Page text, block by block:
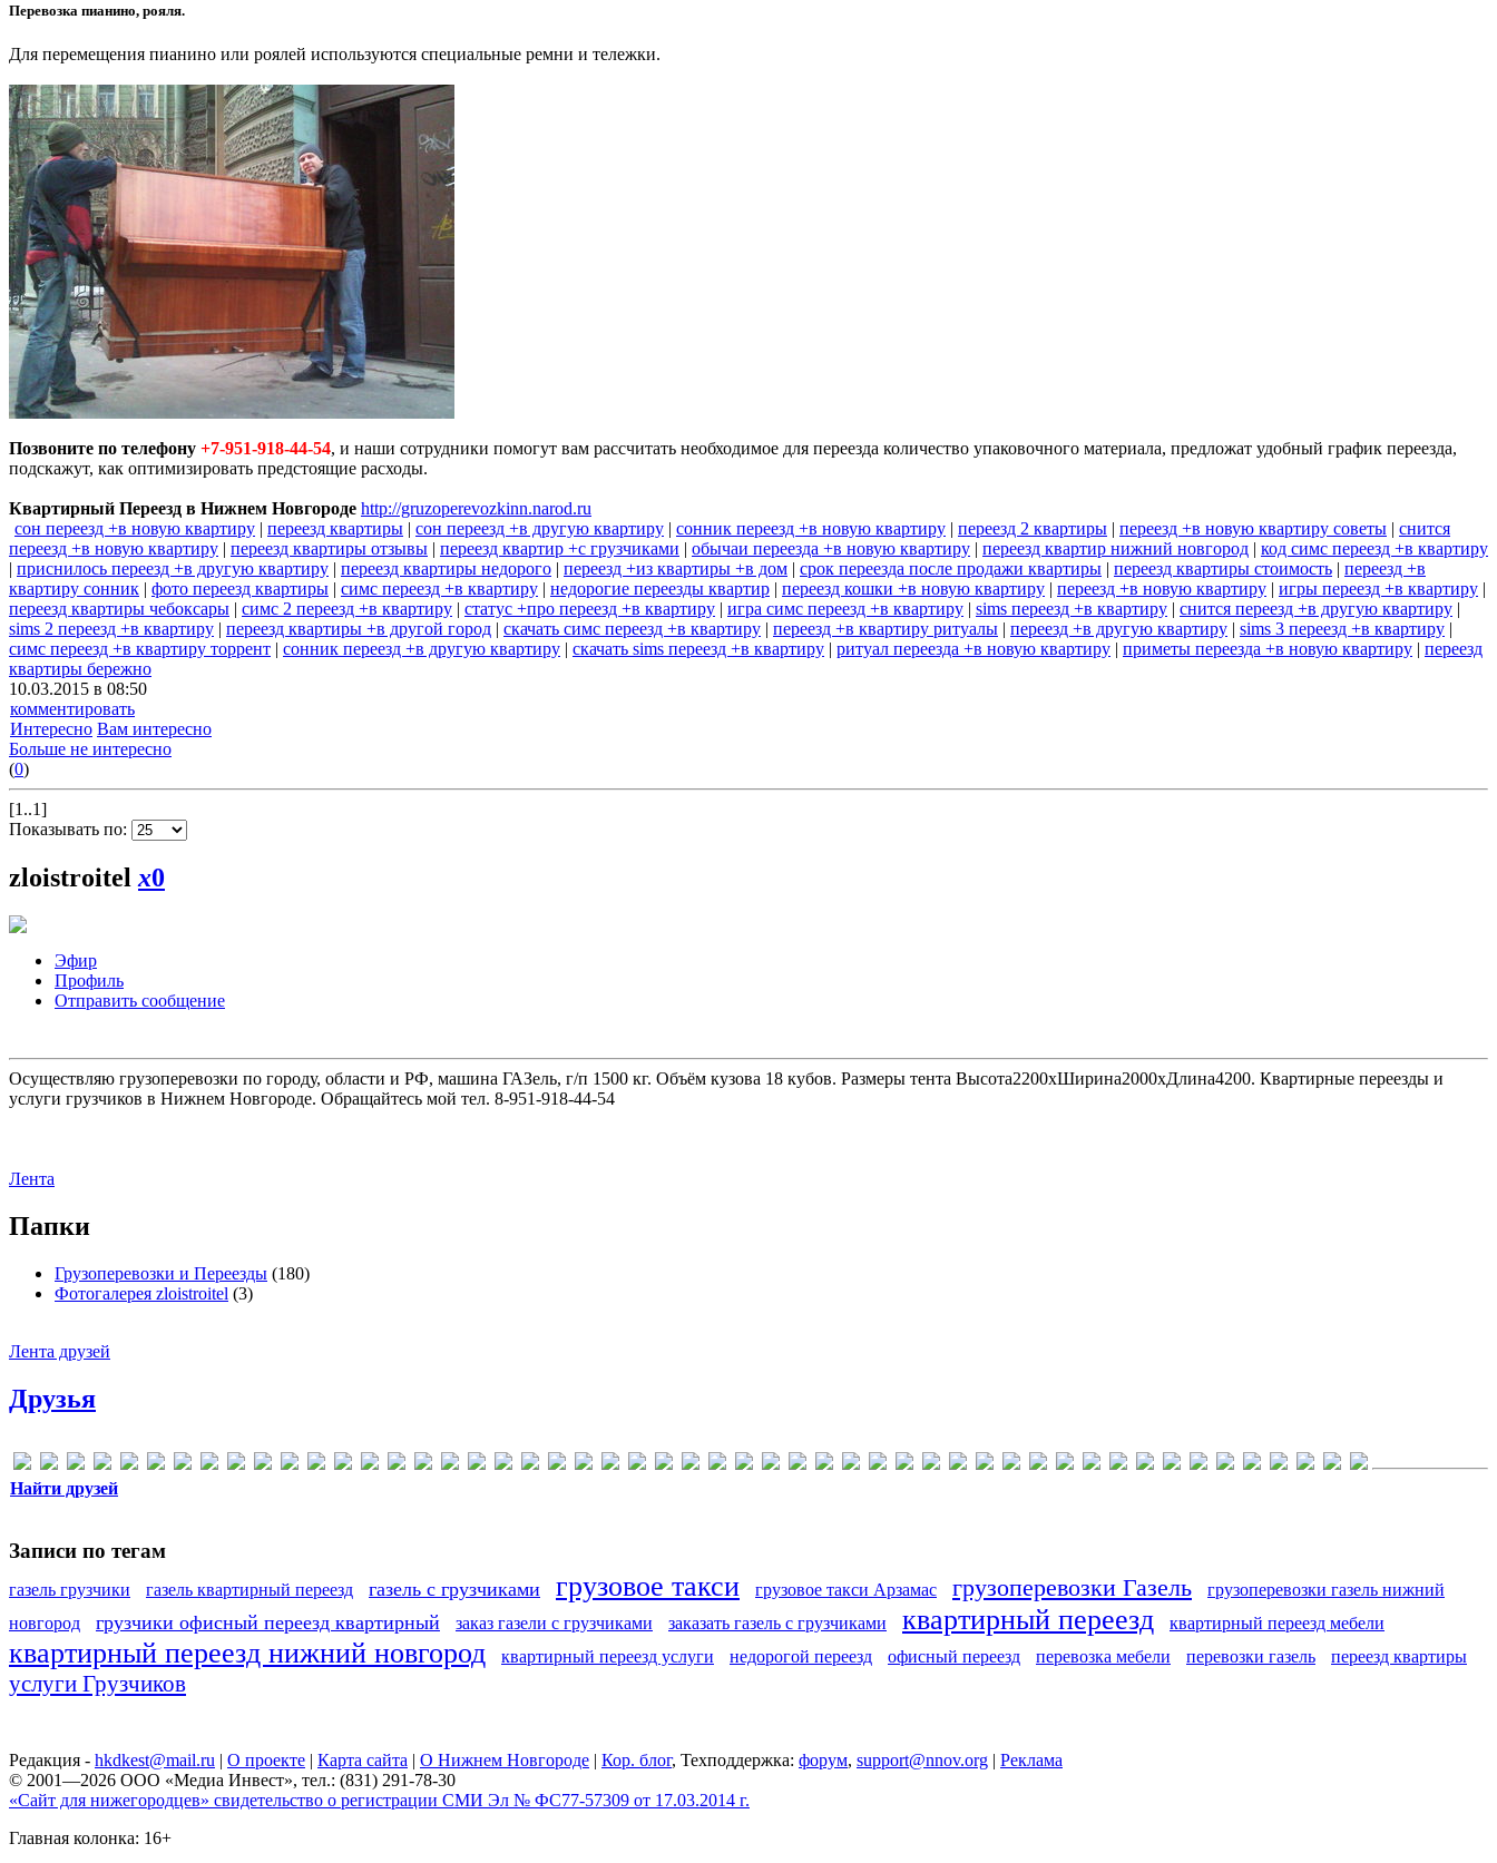
Перевозка пианино, рояля.
Для перемещения пианино или роялей используются специальные ремни и тележки.
Позвоните по телефону +7-951-918-44-54, и наши сотрудники помогут вам рассчитать необходимое для переезда количество упаковочного материала, предложат удобный график переезда,
подскажут, как оптимизировать предстоящие расходы.
Квартирный Переезд в Нижнем Новгороде http://gruzoperevozkinn.narod.ru
сон переезд +в новую квартиру | переезд квартиры | сон переезд +в другую квартиру | сонник переезд +в новую квартиру | переезд 2 квартиры | переезд +в новую квартиру советы | снится
переезд +в новую квартиру | переезд квартиры отзывы | переезд квартир +с грузчиками | обычаи переезда +в новую квартиру | переезд квартир нижний новгород | код симс переезд +в квартиру
| приснилось переезд +в другую квартиру | переезд квартиры недорого | переезд +из квартиры +в дом | срок переезда после продажи квартиры | переезд квартиры стоимость | переезд +в
квартиру сонник | фото переезд квартиры | симс переезд +в квартиру | недорогие переезды квартир | переезд кошки +в новую квартиру | переезд +в новую квартиру | игры переезд +в квартиру |
переезд квартиры чебоксары | симс 2 переезд +в квартиру | статус +про переезд +в квартиру | игра симс переезд +в квартиру | sims переезд +в квартиру | снится переезд +в другую квартиру |
sims 2 переезд +в квартиру | переезд квартиры +в другой город | скачать симс переезд +в квартиру | переезд +в квартиру ритуалы | переезд +в другую квартиру | sims 3 переезд +в квартиру |
симс переезд +в квартиру торрент | сонник переезд +в другую квартиру | скачать sims переезд +в квартиру | ритуал переезда +в новую квартиру | приметы переезда +в новую квартиру | переезд
квартиры бережно
10.03.2015 в 08:50
комментировать
Интересно Вам интересно
Больше не интересно
(0)
[1..1]
Показывать по:
zloistroitel x0
Эфир
Профиль
Отправить сообщение
Осуществляю грузоперевозки по городу, области и РФ, машина ГАЗель, г/п 1500 кг. Объём кузова 18 кубов. Размеры тента Высота2200хШирина2000хДлина4200. Квартирные переезды и
услуги грузчиков в Нижнем Новгороде. Обращайтесь мой тел. 8-951-918-44-54
Лента
Папки
Грузоперевозки и Переезды (180)
Фотогалерея zloistroitel (3)
Лента друзей
Друзья
Найти друзей
Записи по тегам
газель грузчики газель квартирный переезд газель с грузчиками грузовое такси грузовое такси Арзамас грузоперевозки Газель
грузоперевозки газель нижний
новгород
грузчики офисный переезд квартирный заказ газели с грузчиками заказать газель с грузчиками квартирный переезд квартирный переезд мебели
квартирный переезд нижний новгород квартирный переезд услуги недорогой переезд офисный переезд перевозка мебели перевозки газель переезд квартиры
услуги Грузчиков
Редакция - hkdkest@mail.ru | О проекте | Карта сайта | О Нижнем Новгороде | Кор. блог, Техподдержка: форум, support@nnov.org | Реклама
© 2001—2026 ООО «Медиа Инвест», тел.: (831) 291-78-30
«Сайт для нижегородцев» свидетельство о регистрации СМИ Эл № ФС77-57309 от 17.03.2014 г.
Главная колонка: 16+